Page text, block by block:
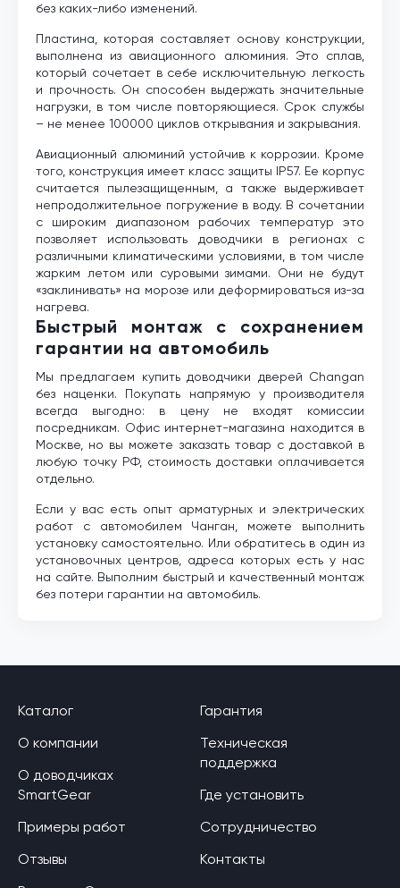
без каких-либо изменений.
Пластина, которая составляет основу конструкции,
выполнена из авиационного алюминия. Это сплав,
который сочетает в себе исключительную легкость
и прочность. Он способен выдержать значительные
нагрузки, в том числе повторяющиеся. Срок службы
– не менее 100000 циклов открывания и закрывания.
Авиационный алюминий устойчив к коррозии. Кроме
того, конструкция имеет класс защиты IP57. Ее корпус
считается пылезащищенным, а также выдерживает
непродолжительное погружение в воду. В сочетании
с широким диапазоном рабочих температур это
позволяет использовать доводчики в регионах с
различными климатическими условиями, в том числе
жарким летом или суровыми зимами. Они не будут
«заклинивать» на морозе или деформироваться из-за
нагрева.
Быстрый монтаж с сохранением
гарантии на автомобиль
Мы предлагаем купить доводчики дверей Changan
без наценки. Покупать напрямую у производителя
всегда выгодно: в цену не входят комиссии
посредникам. Офис интернет-магазина находится в
Москве, но вы можете заказать товар с доставкой в
любую точку РФ, стоимость доставки оплачивается
отдельно.
Если у вас есть опыт арматурных и электрических
работ с автомобилем Чанган, можете выполнить
установку самостоятельно. Или обратитесь в один из
установочных центров, адреса которых есть у нас
на сайте. Выполним быстрый и качественный монтаж
без потери гарантии на автомобиль.
Каталог
О компании
О доводчиках
SmartGear
Примеры работ
Отзывы
Гарантия
Техническая
поддержка
Где установить
Сотрудничество
Контакты